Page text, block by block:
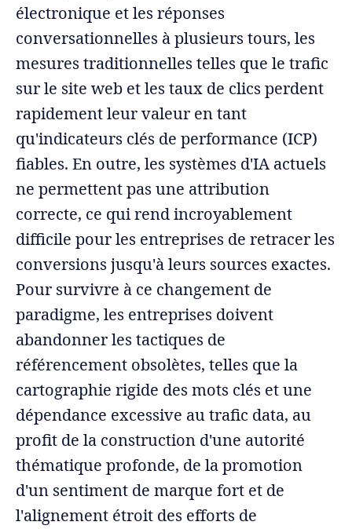
électronique et les réponses
conversationnelles à plusieurs tours, les
mesures traditionnelles telles que le trafic
sur le site web et les taux de clics perdent
rapidement leur valeur en tant
qu'indicateurs clés de performance (ICP)
fiables. En outre, les systèmes d'IA actuels
ne permettent pas une attribution
correcte, ce qui rend incroyablement
difficile pour les entreprises de retracer les
conversions jusqu'à leurs sources exactes.
Pour survivre à ce changement de
paradigme, les entreprises doivent
abandonner les tactiques de
référencement obsolètes, telles que la
cartographie rigide des mots clés et une
dépendance excessive au trafic data, au
profit de la construction d'une autorité
thématique profonde, de la promotion
d'un sentiment de marque fort et de
l'alignement étroit des efforts de